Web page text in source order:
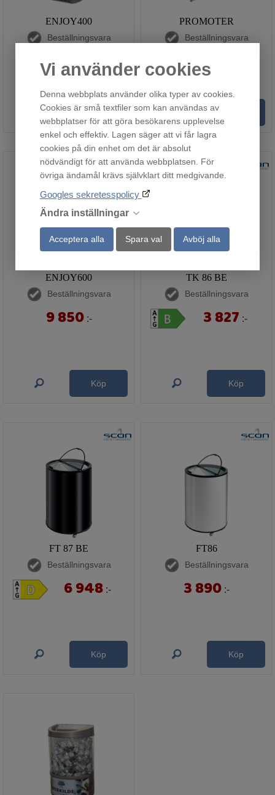
Vi använder cookies
Denna webbplats använder olika typer av cookies.
Cookies är små textfiler som kan användas av
webbplatser för att göra besökarens upplevelse
enkel och effektiv. Lagen säger att vi får lagra
cookies på din enhet om det är absolut
nödvändigt för att använda webbplatsen. För
övriga ändamål krävs självklart ditt medgivande.
Googles sekretesspolicy
Ändra inställningar
Acceptera alla Spara val Avböj alla
ENJOY400
Beställningsvara
11 750
Köp
PROMOTER
Beställningsvara
13 450
ENJOY600
Beställningsvara
9 850 :-
Köp
TK 86 BE
Beställningsvara
3 827 :-
Köp
FT 87 BE
Beställningsvara
6 948 :-
Köp
FT86
Beställningsvara
3 890 :-
Köp